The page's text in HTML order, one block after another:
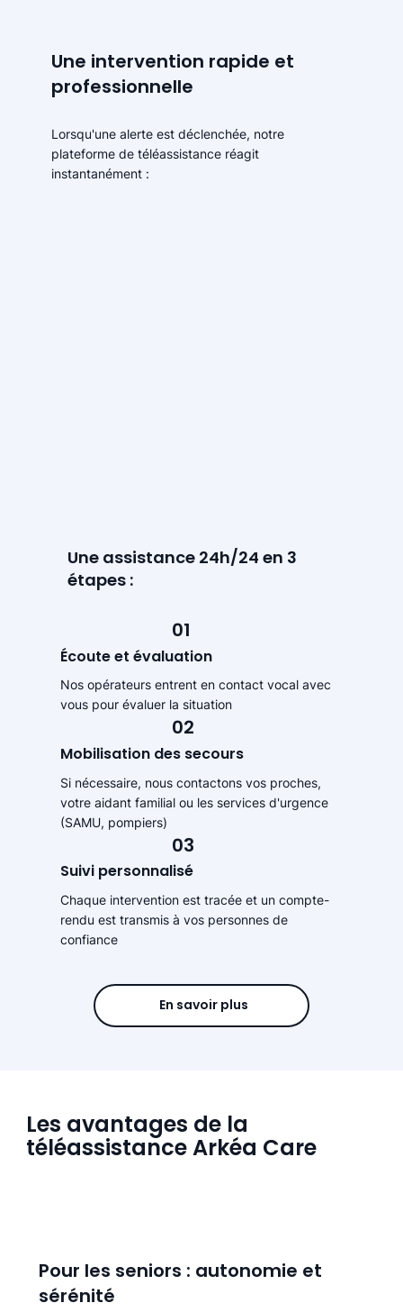
Les avantages de la
téléassistance Arkéa Care
Pour les seniors : autonomie et
sérénité
Une intervention rapide et
professionnelle
Lorsqu'une alerte est déclenchée, notre
plateforme de téléassistance réagit
instantanément :
Une assistance 24h/24 en 3
étapes :
01
Écoute et évaluation
Nos opérateurs entrent en contact vocal avec
vous pour évaluer la situation
02
Mobilisation des secours
Si nécessaire, nous contactons vos proches,
votre aidant familial ou les services d'urgence
(SAMU, pompiers)
03
Suivi personnalisé
Chaque intervention est tracée et un compte-
rendu est transmis à vos personnes de
confiance
En savoir plus